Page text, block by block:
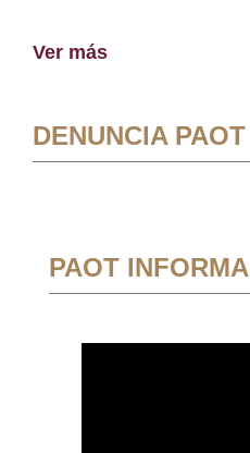
Ver más
DENUNCIA PAOT
PAOT INFORMA